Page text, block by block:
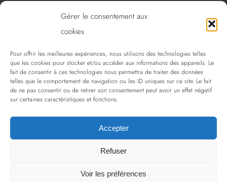
Gérer le consentement aux
cookies
Pour offrir les meilleures expériences, nous utilisons des technologies telles
que les cookies pour stocker et/ou accéder aux informations des appareils. Le
fait de consentir à ces technologies nous permettra de traiter des données
telles que le comportement de navigation ou les ID uniques sur ce site. Le fait
de ne pas consentir ou de retirer son consentement peut avoir un effet négatif
sur certaines caractéristiques et fonctions.
Accepter
Refuser
Voir les préférences
SOMMAIRE
Créations métal sur mesure
La sélection Prescott
Services
Politique de confidentialité